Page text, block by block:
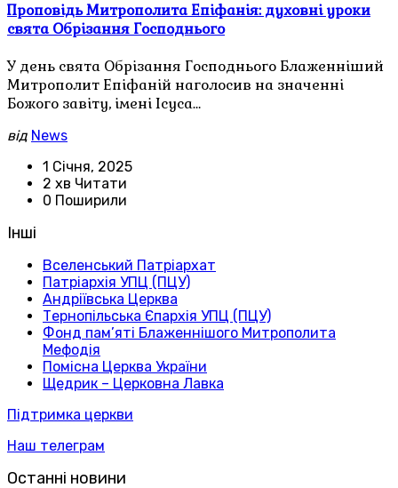
Проповідь Митрополита Епіфанія: духовні уроки
свята Обрізання Господнього
У день свята Обрізання Господнього Блаженніший
Митрополит Епіфаній наголосив на значенні
Божого завіту, імені Ісуса…
від News
1 Січня, 2025
2 хв Читати
0 Поширили
Інші
Вселенський Патріархат
Патріархія УПЦ (ПЦУ)
Андріївська Церква
Тернопільська Єпархія УПЦ (ПЦУ)
Фонд пам’яті Блаженнішого Митрополита
Мефодія
Помісна Церква України
Щедрик – Церковна Лавка
Підтримка церкви
Наш телеграм
Останні новини